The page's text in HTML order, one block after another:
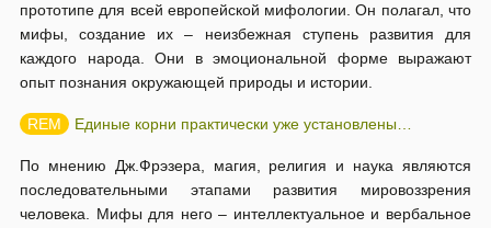
прототипе для всей европейской мифологии. Он полагал, что
мифы, создание их – неизбежная ступень развития для
каждого народа. Они в эмоциональной форме выражают
опыт познания окружающей природы и истории.
Единые корни практически уже установлены…
По мнению Дж.Фрэзера, магия, религия и наука являются
последовательными этапами развития мировоззрения
человека. Мифы для него – интеллектуальное и вербальное